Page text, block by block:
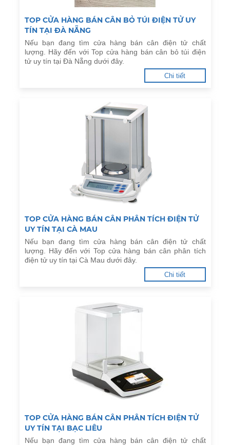
TOP CỬA HÀNG BÁN CÂN BỎ TÚI ĐIỆN TỬ UY
TÍN TẠI ĐÀ NẴNG
Nếu bạn đang tìm cửa hàng bán cân điện tử chất
lượng. Hãy đến với Top cửa hàng bán cân bỏ túi điện
tử uy tín tại Đà Nẵng dưới đây.
Chi tiết
TOP CỬA HÀNG BÁN CÂN PHÂN TÍCH ĐIỆN TỬ
UY TÍN TẠI CÀ MAU
Nếu bạn đang tìm cửa hàng bán cân điện tử chất
lượng. Hãy đến với Top cửa hàng bán cân phân tích
điện tử uy tín tại Cà Mau dưới đây.
Chi tiết
TOP CỬA HÀNG BÁN CÂN PHÂN TÍCH ĐIỆN TỬ
UY TÍN TẠI BẠC LIÊU
Nếu bạn đang tìm cửa hàng bán cân điện tử chất